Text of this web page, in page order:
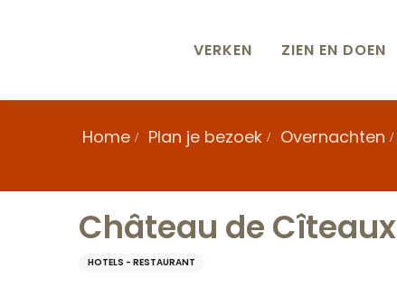
VERKEN ZIEN EN DOEN
Home Plan je bezoek Overnachten
Château de Cîteaux
HOTELS - RESTAURANT